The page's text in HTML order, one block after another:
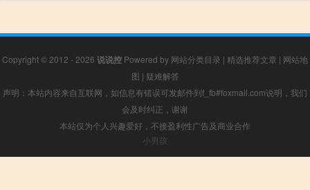
Copyright © 2012 - 2026 说说控 Powered by 网站分类目录 | 精选推荐文章 | 网站地
图 | 疑难解答
声明：本站内容来自互联网，如信息有错误可发邮件到f_fb#foxmail.com说明，我们
会及时纠正，谢谢
本站仅为个人兴趣爱好，不接盈利性广告及商业合作
小男孩